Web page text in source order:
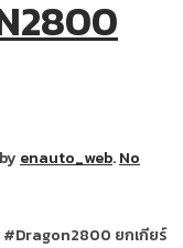
by enauto_web.No
#Dragon2800 ยกเกียร์